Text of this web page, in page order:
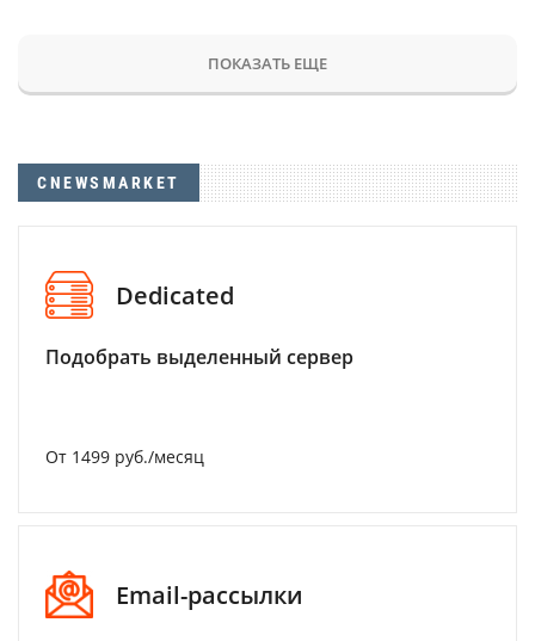
ПОКАЗАТЬ ЕЩЕ
CNEWSMARKET
Dedicated
Подобрать выделенный сервер
От 1499 руб./месяц
Email-рассылки